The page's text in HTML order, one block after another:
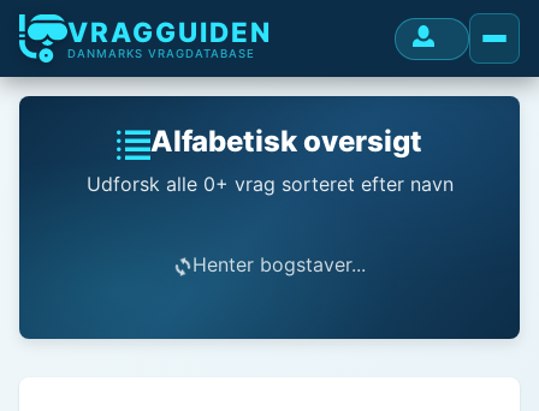
VRAGGUIDEN
DANMARKS VRAGDATABASE
Alfabetisk oversigt
Udforsk alle 0+ vrag sorteret efter navn
Henter bogstaver...